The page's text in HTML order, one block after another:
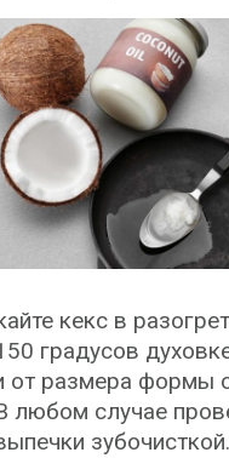
кекс в
градусов
от размера формы
любом случае
зубочисткой.